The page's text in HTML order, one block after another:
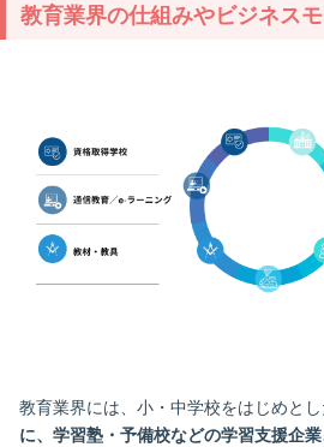
教育業界の仕組みやビジネス
教育業界には、小・中学校をはじめとし
に、学習塾・予備校などの学習支援企